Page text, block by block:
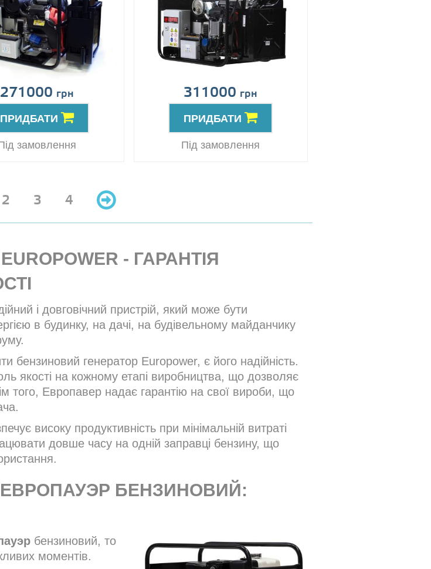
271000 грн
ПРИДБАТИ
замовлення
311000 грн
ПРИДБАТИ
Під замовлення
2 3 4
- ГАРАНТІЯ
і довговічний пристрій, який може бути
в будинку, на дачі, на будівельному майданчику
бензиновий генератор Europower, є його надійність.
якості на кожному етапі виробництва, що дозволяє
того, Европавер надає гарантію на свої вироби, що
високу продуктивність при мінімальній витраті
довше часу на одній заправці бензину, що
БЕНЗИНОВИЙ:
бензиновий, то
моментів.